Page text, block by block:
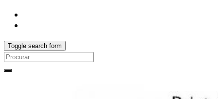
Toggle search form
Search